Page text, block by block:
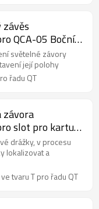
QCA-05 Boční
světelné závory
její polohy
řadu QT
závora
slot pro kartu
drážky, v procesu
lokalizovat a
tvaru T pro řadu QT